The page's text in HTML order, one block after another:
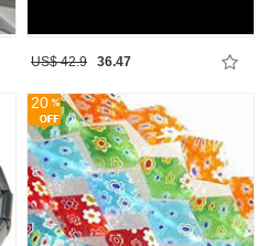
US$ 42.9 36.47
20